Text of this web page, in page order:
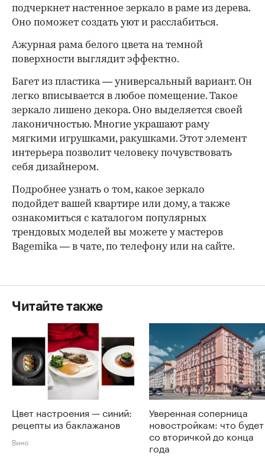
подчеркнет настенное зеркало в раме из дерева.
Оно поможет создать уют и расслабиться.
Ажурная рама белого цвета на темной
поверхности выглядит эффектно.
Багет из пластика — универсальный вариант. Он
легко вписывается в любое помещение. Такое
зеркало лишено декора. Оно выделяется своей
лаконичностью. Многие украшают раму
мягкими игрушками, ракушками. Этот элемент
интерьера позволит человеку почувствовать
себя дизайнером.
Подробнее узнать о том, какое зеркало
подойдет вашей квартире или дому, а также
ознакомиться с каталогом популярных
трендовых моделей вы можете у мастеров
Bagemika — в чате, по телефону или на сайте.
Читайте также
Цвет настроения — синий:
рецепты из баклажанов
Вино
Уверенная соперница
новостройкам: что будет
со вторичкой до конца
года